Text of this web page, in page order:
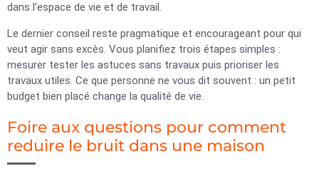
dans l’espace de vie et de travail.
Le dernier conseil reste pragmatique et encourageant pour qui
veut agir sans excès. Vous planifiez trois étapes simples :
mesurer tester les astuces sans travaux puis prioriser les
travaux utiles. Ce que personne ne vous dit souvent : un petit
budget bien placé change la qualité de vie.
Foire aux questions pour comment
reduire le bruit dans une maison